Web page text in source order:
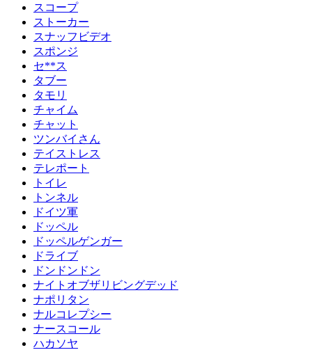
スコープ
ストーカー
スナッフビデオ
スポンジ
セ**ス
タブー
タモリ
チャイム
チャット
ツンバイさん
テイストレス
テレポート
トイレ
トンネル
ドイツ軍
ドッペル
ドッペルゲンガー
ドライブ
ドンドンドン
ナイトオブザリビングデッド
ナポリタン
ナルコレプシー
ナースコール
ハカソヤ